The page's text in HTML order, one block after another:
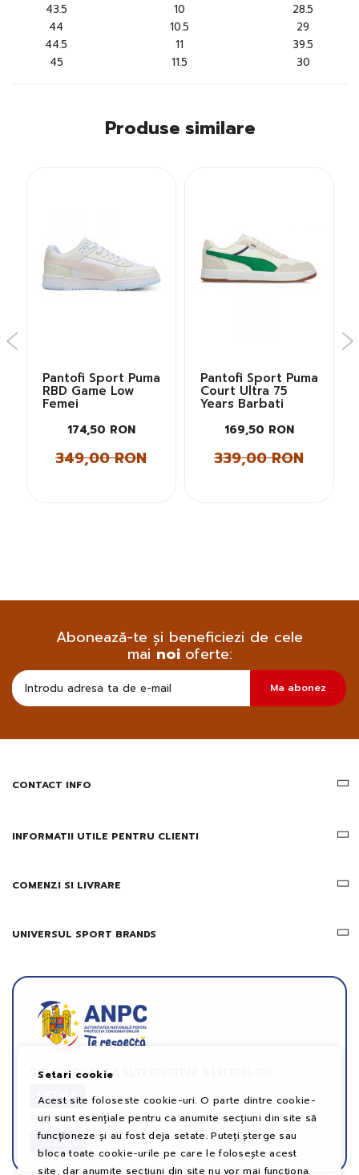
43.5
10
28.5
44
10.5
29
44.5
11
39.5
45
11.5 30
Produse similare
Pantofi Sport Puma
RBD Game Low
Femei
174,50 RON
349,00 RON
Pantofi Sport Puma
Court Ultra 75
Years Barbati
169,50 RON
339,00 RON
Abonează-te și beneficiezi de cele
mainoi oferte:
sa
primesc
informatii
Ma abonez
CONTACT INFO
INFORMATII UTILE PENTRU CLIENTI
COMENZI SI LIVRARE
UNIVERSUL SPORT BRANDS
SOLUȚIONAREA ALTERNATIVĂ A LITIGIILOR
DETALII
SOLUȚIONAREA ONLINE A LITIGIILOR
DETALII
Setari cookie
Acest site foloseste cookie-uri. O parte dintre cookie-
uri sunt esențiale pentru ca anumite secțiuni din site să
funcționeze și au fost deja setate. Puteți șterge sau
bloca toate cookie-urile pe care le folosește acest
site, dar anumite secțiuni din site nu vor mai funcționa.